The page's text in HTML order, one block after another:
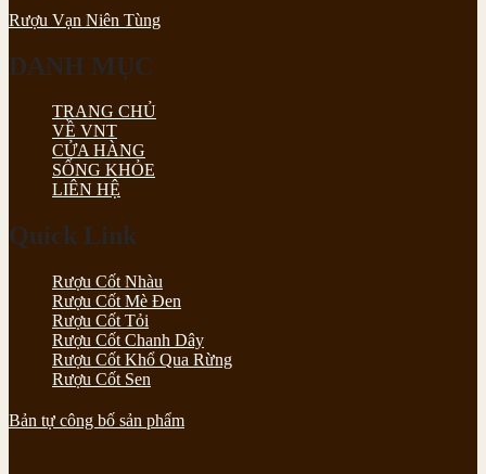
Rượu Vạn Niên Tùng
DANH MỤC
TRANG CHỦ
VỀ VNT
CỬA HÀNG
SỐNG KHỎE
LIÊN HỆ
Quick Link
Rượu Cốt Nhàu
Rượu Cốt Mè Đen
Rượu Cốt Tỏi
Rượu Cốt Chanh Dây
Rượu Cốt Khổ Qua Rừng
Rượu Cốt Sen
Bản tự công bố sản phẩm